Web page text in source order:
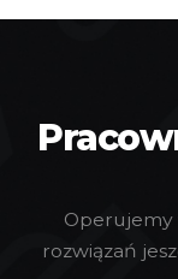
rozwiązań